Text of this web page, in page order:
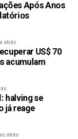
Após Anos
atrás
US$ 70
acumulam
halving se
já reage
atrás